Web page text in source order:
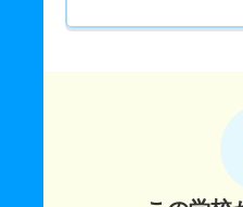
フランス語圏文化学科
1.40倍